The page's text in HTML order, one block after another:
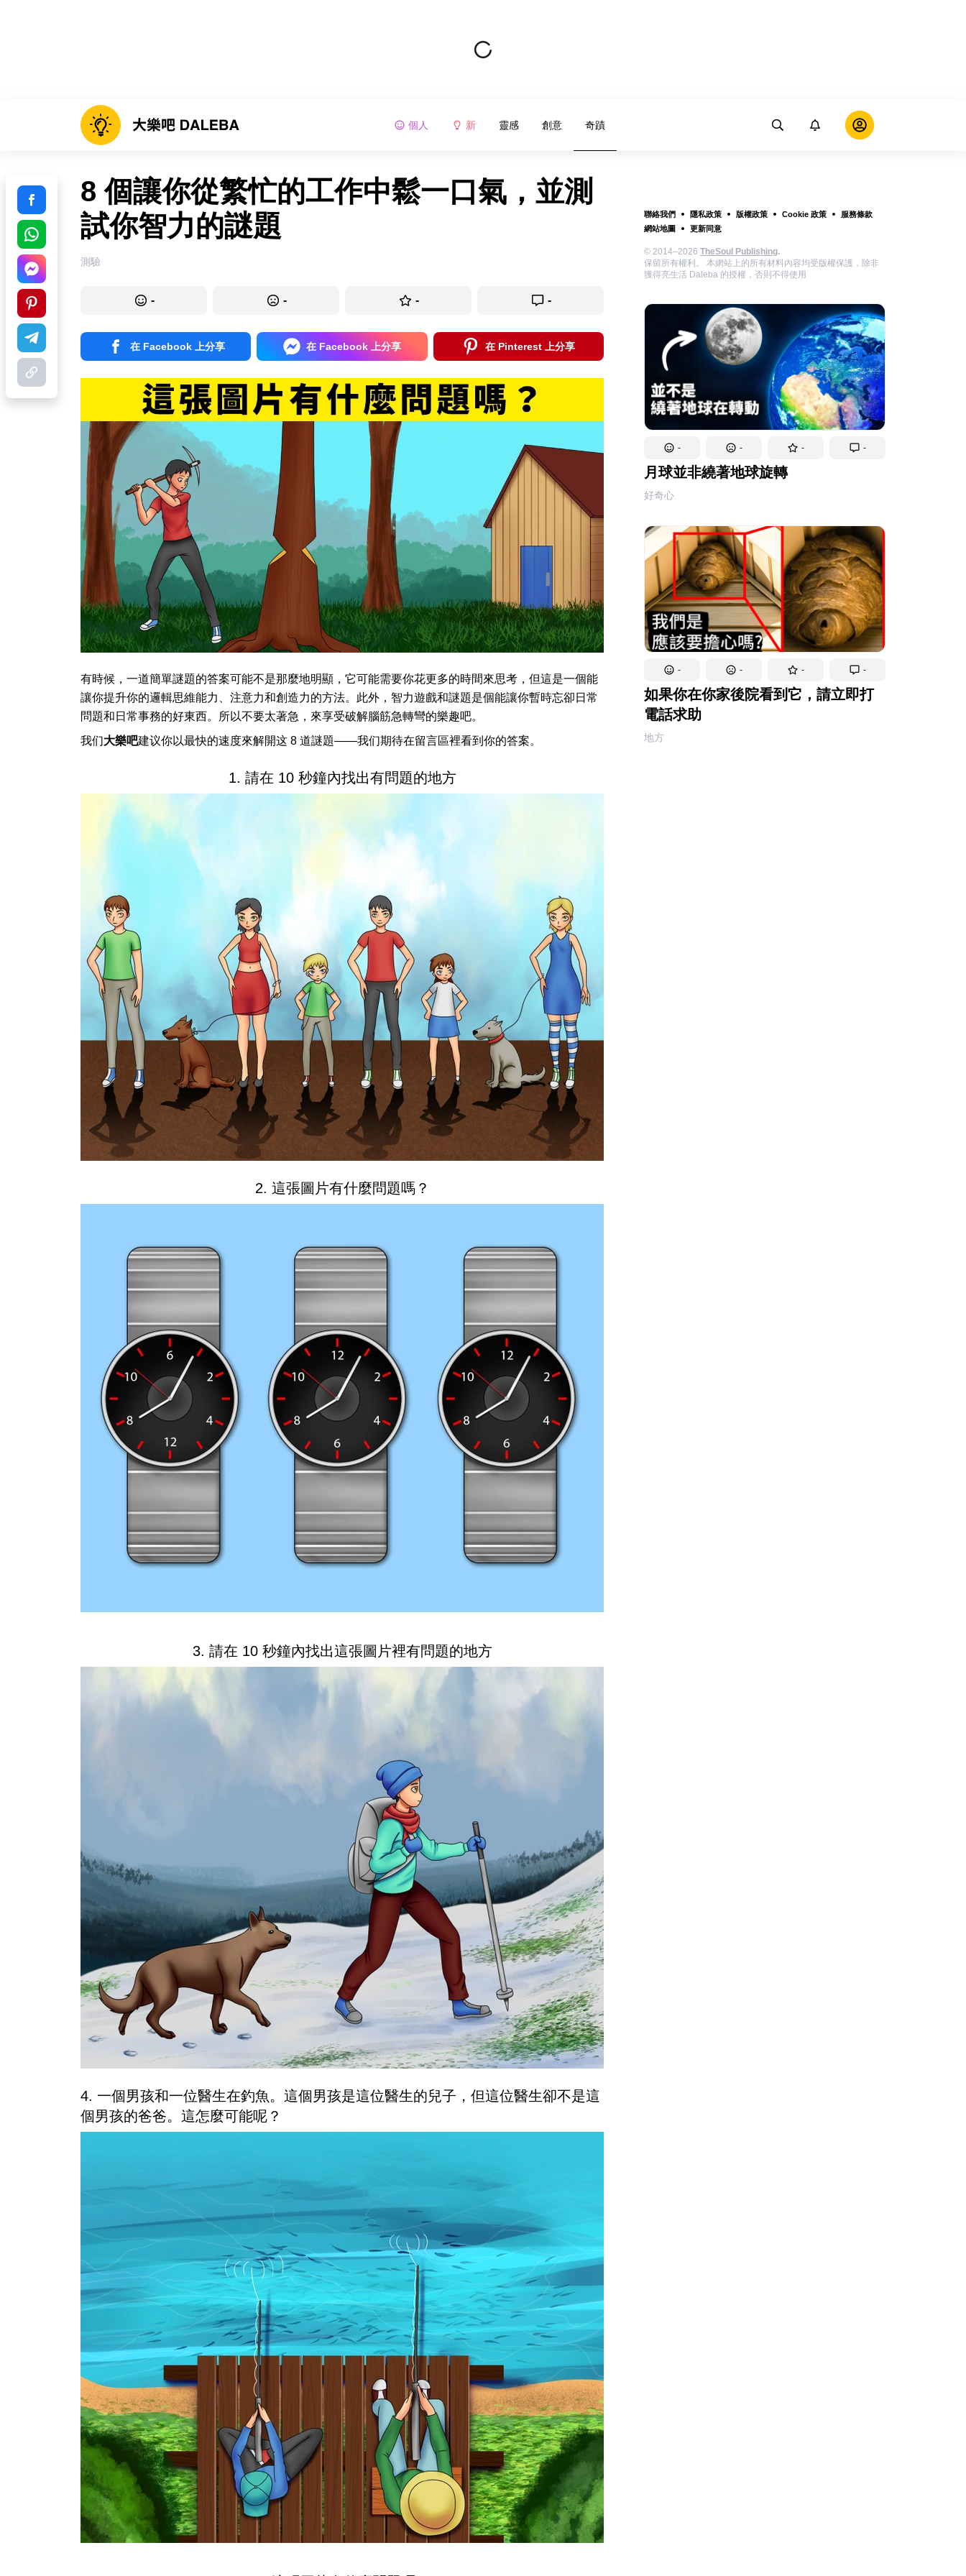
個人 新 靈感 創意 奇蹟
聯絡我們 隱私政策 版權政策 Cookie 政策
服務條款
網站地圖
更新同意
© 2014–2026 TheSoul Publishing.
保留所有權利。 本網站上的所有材料內容均受版權保護，除非
獲得亮生活 Daleba 的授權，否則不得使用
- - - -
月球並非繞著地球旋轉
好奇心
- - - -
如果你在你家後院看到它，請立即打
電話求助
地方
8 個讓你從繁忙的工作中鬆一口氣，並測
試你智力的謎題
測驗
- - - -
在 Facebook 上分享 在 Facebook 上分享 在 Pinterest 上分享
有時候，一道簡單謎題的答案可能不是那麼地明顯，它可能需要你花更多的時間來思考，但這是一個能
讓你提升你的邏輯思維能力、注意力和創造力的方法。此外，智力遊戲和謎題是個能讓你暫時忘卻日常
問題和日常事務的好東西。所以不要太著急，來享受破解腦筋急轉彎的樂趣吧。
我们大樂吧建议你以最快的速度來解開这 8 道謎題——我们期待在留言區裡看到你的答案。
1. 請在 10 秒鐘內找出有問題的地方
2. 這張圖片有什麼問題嗎？
3. 請在 10 秒鐘內找出這張圖片裡有問題的地方
4. 一個男孩和一位醫生在釣魚。這個男孩是這位醫生的兒子，但這位醫生卻不是這
個男孩的爸爸。這怎麼可能呢？